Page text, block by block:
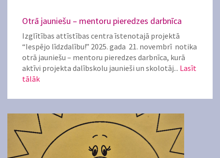
Otrā jauniešu – mentoru pieredzes darbnīca
Izglītības attīstības centra īstenotajā projektā
“Iespējo līdzdalību!” 2025. gada 21. novembrī notika
otrā jauniešu – mentoru pieredzes darbnīca, kurā
aktīvi projekta dalībskolu jaunieši un skolotāj... Lasīt
tālāk